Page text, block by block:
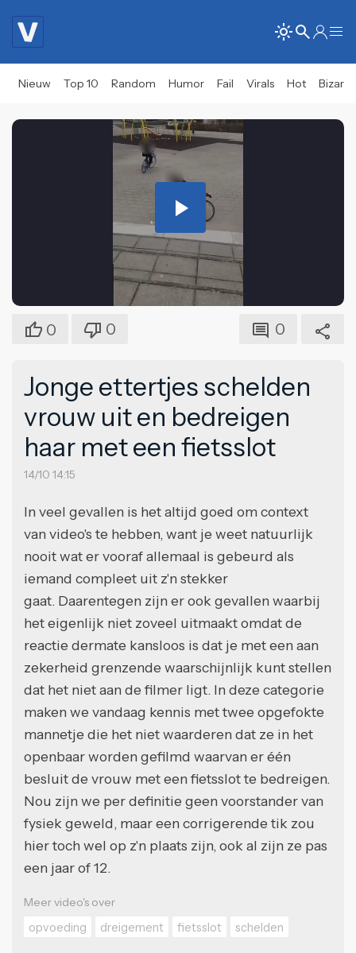
Nieuw Top 10 Random Humor Fail Virals Hot Bizar
Play
Video
0 0 0
Jonge ettertjes schelden
vrouw uit en bedreigen
haar met een fietsslot
14/10 14:15
In veel gevallen is het altijd goed om context
van video's te hebben, want je weet natuurlijk
nooit wat er vooraf allemaal is gebeurd als
iemand compleet uit z'n stekker
gaat. Daarentegen zijn er ook gevallen waarbij
het eigenlijk niet zoveel uitmaakt omdat de
reactie dermate kansloos is dat je met een aan
zekerheid grenzende waarschijnlijk kunt stellen
dat het niet aan de filmer ligt. In deze categorie
maken we vandaag kennis met twee opgefokte
mannetje die het niet waarderen dat ze in het
openbaar worden gefilmd waarvan er één
besluit de vrouw met een fietsslot te bedreigen.
Nou zijn we per definitie geen voorstander van
fysiek geweld, maar een corrigerende tik zou
hier toch wel op z'n plaats zijn, ook al zijn ze pas
een jaar of 12.
Meer video's over
opvoeding
dreigement fietsslot schelden